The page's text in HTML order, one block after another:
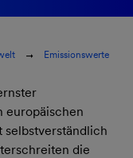
Emissionswerte
europäischen
die